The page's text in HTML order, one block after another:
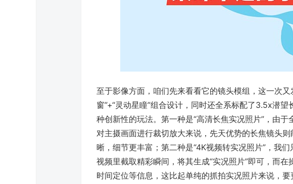
至于影像方面，咱们先来看看它的镜头模组，这一次
窗”+“灵动星瞳”组合设计，同时还全系标配了3.5x潜
种创新性的玩法。第一种是“高清长焦实况照片”，由
对主摄画面进行裁切放大来说，先天优势的长焦镜头
晰，细节更丰富；第二种是“4K视频转实况照片”，我
视频里截取精彩瞬间，将其生成“实况照片”即可，而
时间定位等信息，这比起单纯的抓拍实况照片来说，